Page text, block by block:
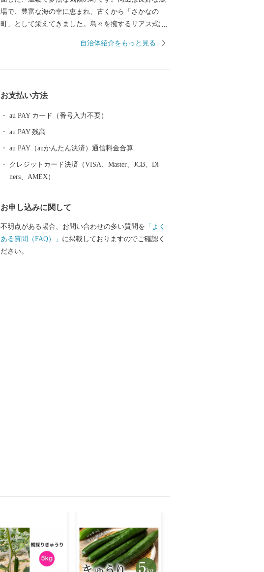
場で、豊富な海の幸に恵まれ、古くから「さかなの
町」として栄えてきました。島々を擁するリアス式海
念物「カンムリウミスズメ」の世界最大の繁殖地とし
自治体紹介をもっと見る
お支払い方法
au PAY カード（番号入力不要）
au PAY 残高
au PAY（auかんたん決済）通信料金合算
クレジットカード決済（VISA、Master、JCB、Di
ners、AMEX）
お申し込みに関して
不明点がある場合、お問い合わせの多い質問を 「よく
ある質問（FAQ）」 に掲載しておりますのでご確認く
ださい。